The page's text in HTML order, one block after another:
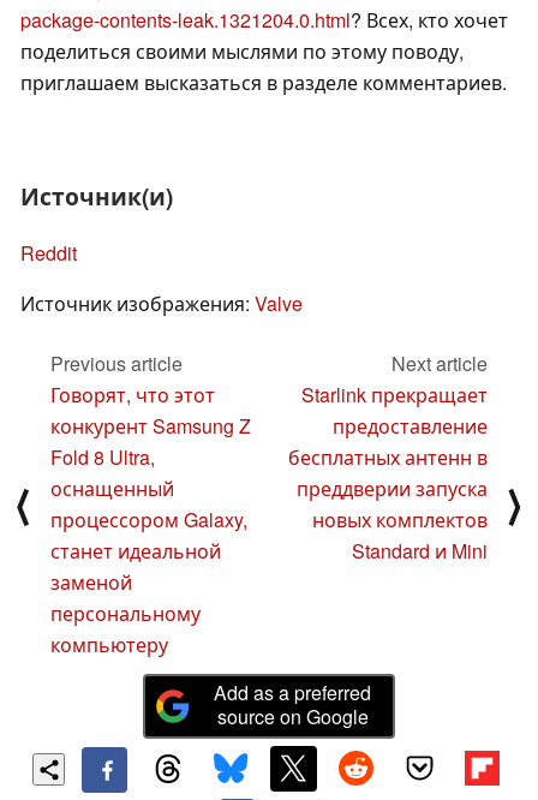
package-contents-leak.1321204.0.html? Всех, кто хочет
поделиться своими мыслями по этому поводу,
приглашаем высказаться в разделе комментариев.
Источник(и)
Reddit
Источник изображения: Valve
⟨
Previous article
Говорят, что этот
конкурент Samsung Z
Fold 8 Ultra,
оснащенный
процессором Galaxy,
станет идеальной
заменой
персональному
компьютеру
Next article
Starlink прекращает
предоставление
бесплатных антенн в
преддверии запуска
новых комплектов
Standard и Mini
⟩
Add as a preferred
source on Google